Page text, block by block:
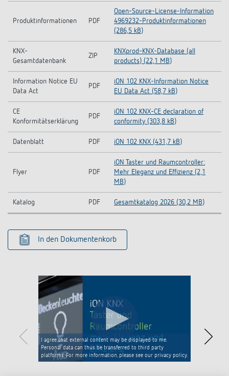
Produktinformationen PDF
Open-Source-License-Information
4969232-Produktinformationen
(286,5 kB)
KNX-
Gesamtdatenbank
ZIP
KNXprod-KNX-Database (all
products) (22,1 MB)
Information Notice EU
Data Act
PDF
iON 102 KNX-Information Notice
EU Data Act (58,7 kB)
CE
Konformitätserklärung
PDF
iON 102 KNX-CE declaration of
conformity (303,8 kB)
Datenblatt PDF iON 102 KNX (431,7 kB)
Flyer PDF
iON Taster und Raumcontroller:
Mehr Eleganz und Effizienz (2,1
MB)
Katalog PDF Gesamtkatalog 2026 (30,2 MB)
In den Dokumentenkorb
I agree that external content may be displayed to me.
Personal data can thus be transferred to third party
platforms. For more information, please see our privacy policy.